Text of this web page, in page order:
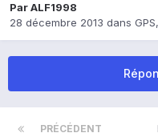
ParALF1998
28 décembre 2013 dans
PRÉCÉDENT